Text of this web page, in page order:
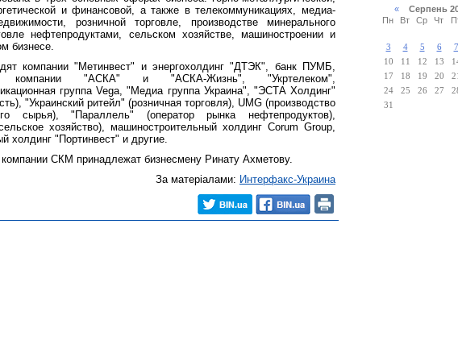
и финансовой, а также в телекоммуникациях, медиа-
розничной торговле, производстве минерального
нефтепродуктами, сельском хозяйстве, машиностроении и
бизнесе.
компании "Метинвест" и энергохолдинг "ДТЭК", банк ПУМБ,
компании "АСКА" и "АСКА-Жизнь", "Укртелеком",
группа Vega, "Медиа группа Украина", "ЭСТА Холдинг"
"Украинский ритейл" (розничная торговля), UMG (производство
сырья), "Параллель" (оператор рынка нефтепродуктов),
хозяйство), машиностроительный холдинг Corum Group,
холдинг "Портинвест" и другие.
компании СКМ принадлежат бизнесмену Ринату Ахметову.
За матеріалами: Интерфакс-Украина
«Серпень
Пн
Вт Ср Чт
3
4 5 6 7
10
11 12 13
17
18 19 20 21
24
25 26 27
31